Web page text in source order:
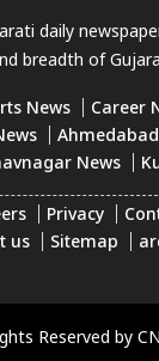
daily
breadth of
News Career
News
Privacy
us Sitemap
Reserved by